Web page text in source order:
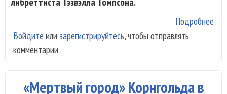
Подробнее
Войдите или зарегистрируйтесь, чтобы отправлять
комментарии
«Мертвый город» Корнгольда в